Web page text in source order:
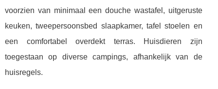
voorzien van minimaal een douche wastafel, uitgeruste
keuken, tweepersoonsbed slaapkamer, tafel stoelen en
een comfortabel overdekt terras. Huisdieren zijn
toegestaan op diverse campings, afhankelijk van de
huisregels.